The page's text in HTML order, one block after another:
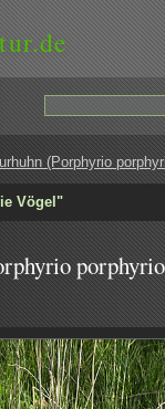
(Porphyrio
Vögel"